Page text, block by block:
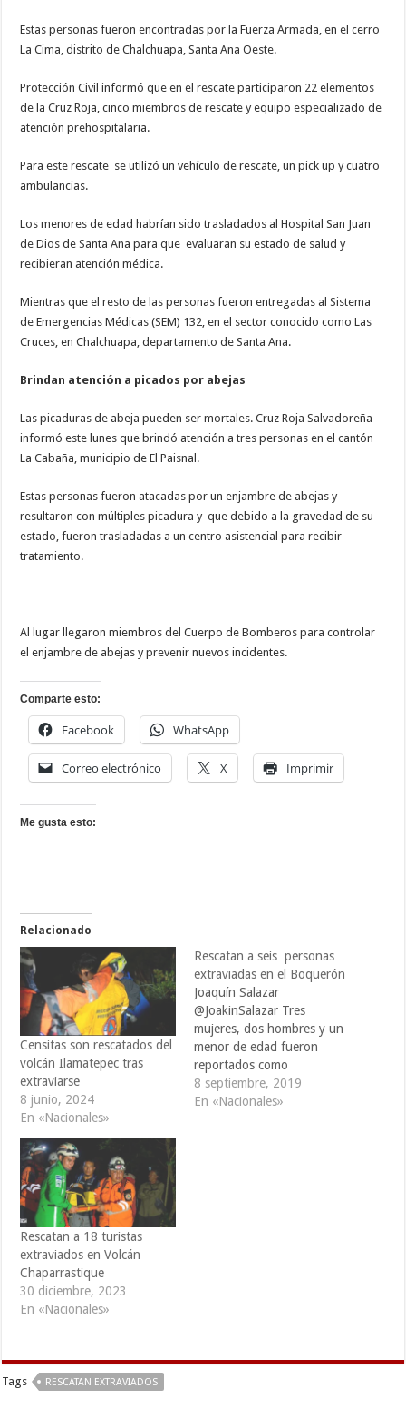
Estas personas fueron encontradas por la Fuerza Armada, en el cerro
La Cima, distrito de Chalchuapa, Santa Ana Oeste.
Protección Civil informó que en el rescate participaron 22 elementos
de la Cruz Roja, cinco miembros de rescate y equipo especializado de
atención prehospitalaria.
Para este rescate se utilizó un vehículo de rescate, un pick up y cuatro
ambulancias.
Los menores de edad habrían sido trasladados al Hospital San Juan
de Dios de Santa Ana para que evaluaran su estado de salud y
recibieran atención médica.
Mientras que el resto de las personas fueron entregadas al Sistema
de Emergencias Médicas (SEM) 132, en el sector conocido como Las
Cruces, en Chalchuapa, departamento de Santa Ana.
Brindan atención a picados por abejas
Las picaduras de abeja pueden ser mortales. Cruz Roja Salvadoreña
informó este lunes que brindó atención a tres personas en el cantón
La Cabaña, municipio de El Paisnal.
Estas personas fueron atacadas por un enjambre de abejas y
resultaron con múltiples picadura y que debido a la gravedad de su
estado, fueron trasladadas a un centro asistencial para recibir
tratamiento.
Al lugar llegaron miembros del Cuerpo de Bomberos para controlar
el enjambre de abejas y prevenir nuevos incidentes.
Comparte esto:
Facebook WhatsApp
Correo electrónico X Imprimir
Me gusta esto:
Relacionado
Censitas son rescatados del
volcán Ilamatepec tras
extraviarse
8 junio, 2024
En «Nacionales»
Rescatan a seis personas
extraviadas en el Boquerón
Joaquín Salazar
@JoakinSalazar Tres
mujeres, dos hombres y un
menor de edad fueron
reportados como
extraviados en el
Boquerón, en horas de la
8 septiembre, 2019
En «Nacionales»
Rescatan a 18 turistas
extraviados en Volcán
Chaparrastique
30 diciembre, 2023
En «Nacionales»
Tags RESCATAN EXTRAVIADOS